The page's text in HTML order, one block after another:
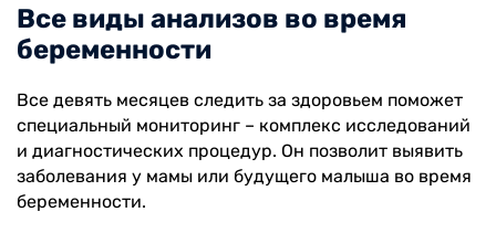
Все виды анализов во время
беременности
Все девять месяцев следить за здоровьем поможет
специальный мониторинг – комплекс исследований
и диагностических процедур. Он позволит выявить
заболевания у мамы или будущего малыша во время
беременности.